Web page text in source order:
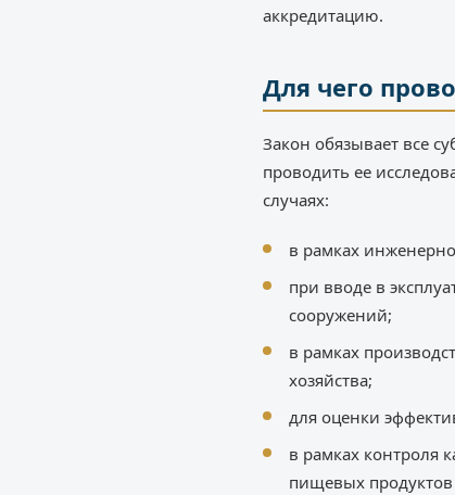
аккредитацию.
Для чего
Закон обязывает все
проводить ее
случаях:
в рамках
при вводе в
сооружений;
в рамках
хозяйства;
для оценки
в рамках контроля
пищевых